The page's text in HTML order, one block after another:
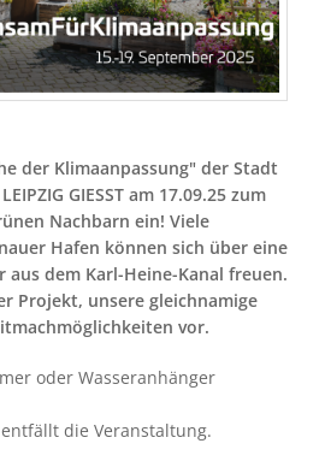
der Klimaanpassung" der Stadt
GIESST am 17.09.25 zum
Nachbarn ein! Viele
Hafen können sich über eine
aus dem Karl-Heine-Kanal freuen.
Projekt, unsere gleichnamige
vor.
oder Wasseranhänger
entfällt die Veranstaltung.